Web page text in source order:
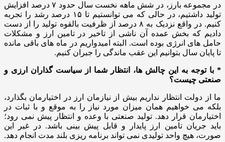
در مجموعه بارز، در شش ماهه نخست سال حدود ۷ درصد افزایش
تولید داشتیم، در حالی که می‌ توانستیم تا ۱۵ درصد رشد را تجربه
کنیم. در واقع نزدیک به ۸ درصد از ظرفیت بالقوه تولید را از دست
دادیم که بخش عمده آن ناشی از تاخیر در تامین ارز و مشکلات
حامل‌ های انرژی بوده است. البته امیدواریم در ماه‌ های باقی‌ مانده
تا پایان سال بتوانیم این عقب‌ ماندگی را جبران کنیم.
* با توجه به این چالش‌ ها، انتظار شما از سیاست‌ گذاران ارزی و
صنعتی چیست؟
ما از دولت انتظار نداریم بیش از نیازمان ارز در اختیارمان بگذارد،
بلکه می‌ خواهیم همان میزان مورد نیاز را به‌ موقع و با ثبات در
اختیارمان قرار دهد. تولید صنعتی با وعده و انتظار پیش نمی‌ رود؛
باید جریان تامین ارز پایدار و قابل پیش‌ بینی باشد. در غیر این
صورت، هیچ واحد تولیدی نمی‌ تواند برنامه‌ ریزی بلند مدت انجام دهد.